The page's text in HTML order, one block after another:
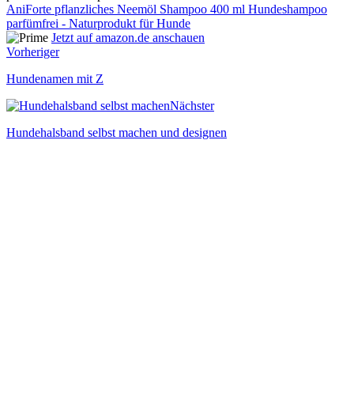
AniForte pflanzliches Neemöl Shampoo 400 ml Hundeshampoo
parfümfrei - Naturprodukt für Hunde
Jetzt auf amazon.de anschauen
Vorheriger
Hundenamen mit Z
Nächster
Hundehalsband selbst machen und designen